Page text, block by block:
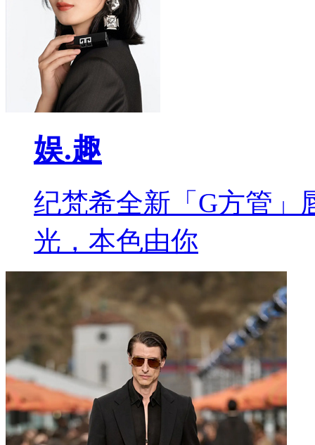
娱.趣
纪梵希全新「G方管」
光，本色由你